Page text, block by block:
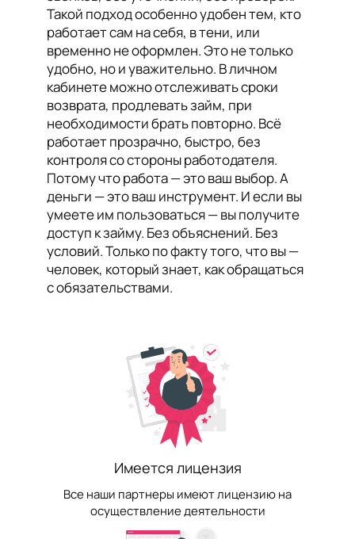
Такой подход особенно удобен тем, кто
работает сам на себя, в тени, или
временно не оформлен. Это не только
удобно, но и уважительно. В личном
кабинете можно отслеживать сроки
возврата, продлевать займ, при
необходимости брать повторно. Всё
работает прозрачно, быстро, без
контроля со стороны работодателя.
Потому что работа — это ваш выбор. А
деньги — это ваш инструмент. И если вы
умеете им пользоваться — вы получите
доступ к займу. Без объяснений. Без
условий. Только по факту того, что вы —
человек, который знает, как обращаться
с обязательствами.
Имеется лицензия
Все наши партнеры имеют лицензию на
осуществление деятельности